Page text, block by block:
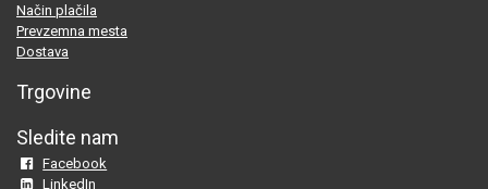
Način plačila
Prevzemna mesta
Dostava
Trgovine
Sledite nam
Facebook
LinkedIn